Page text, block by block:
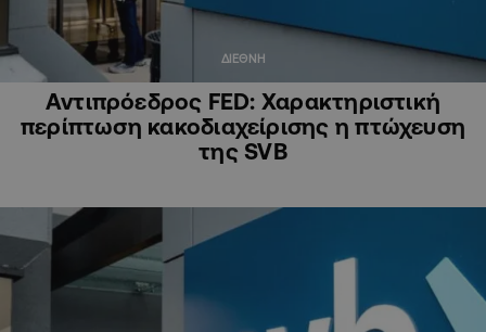
ΔΙΕΘΝΗ
Αντιπρόεδρος FED: Χαρακτηριστική
περίπτωση κακοδιαχείρισης η πτώχευση
της SVB